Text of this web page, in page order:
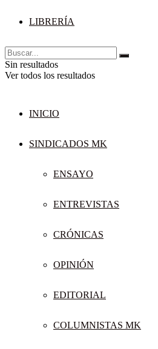
LIBRERÍA
Sin resultados
Ver todos los resultados
INICIO
SINDICADOS MK
ENSAYO
ENTREVISTAS
CRÓNICAS
OPINIÓN
EDITORIAL
COLUMNISTAS MK